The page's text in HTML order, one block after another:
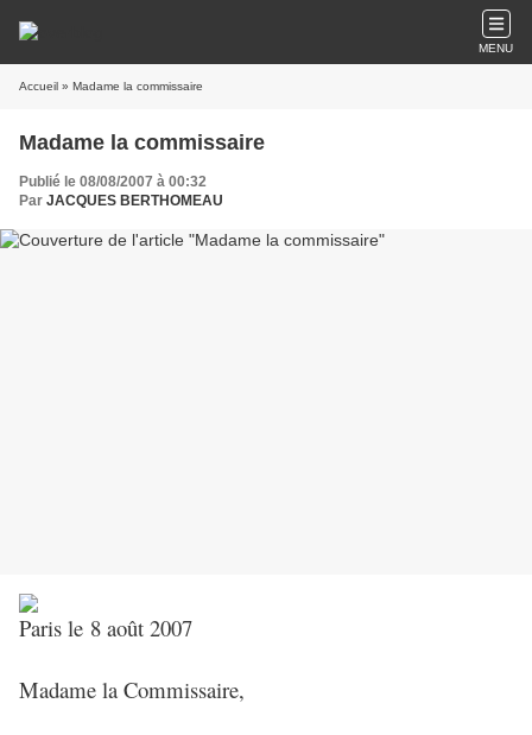
MENU
Accueil » Madame la commissaire
Madame la commissaire
Publié le 08/08/2007 à 00:32
Par JACQUES BERTHOMEAU
Paris le 8 août 2007
Madame la Commissaire,